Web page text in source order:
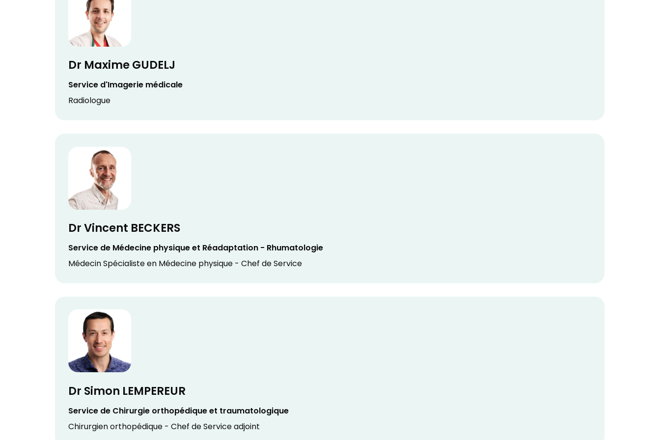
Dr Maxime GUDELJ
Service d'Imagerie médicale
Radiologue
Dr Vincent BECKERS
Service de Médecine physique et Réadaptation - Rhumatologie
Médecin Spécialiste en Médecine physique - Chef de Service
Dr Simon LEMPEREUR
Service de Chirurgie orthopédique et traumatologique
Chirurgien orthopédique - Chef de Service adjoint